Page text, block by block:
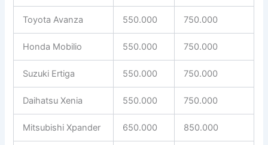
Toyota Avanza 550.000 750.000
Honda Mobilio 550.000 750.000
Suzuki Ertiga 550.000 750.000
Daihatsu Xenia 550.000 750.000
Mitsubishi Xpander 650.000 850.000